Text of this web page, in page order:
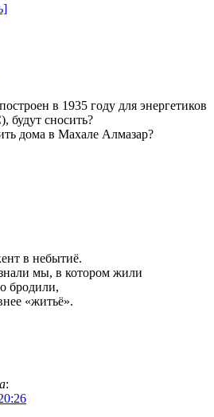
в 1935 году для энергетиков
будут сносить?
дома в Махале Алмазар?
в небытиё.
мы, в котором жили
бродили,
«житьё».
: